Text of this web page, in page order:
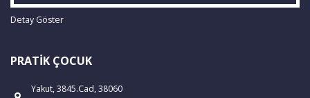
Detay Göster
PRATIK ÇOCUK
Yakut, 3845.Cad, 38060